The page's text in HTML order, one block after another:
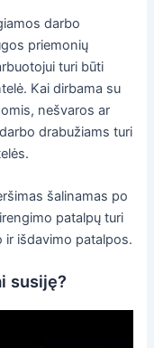
darbo
priemonių
turi būti
Kai dirbama su
nešvaros ar
drabužiams turi
šalinamas po
patalpų turi
ir išdavimo patalpos.
susiję?